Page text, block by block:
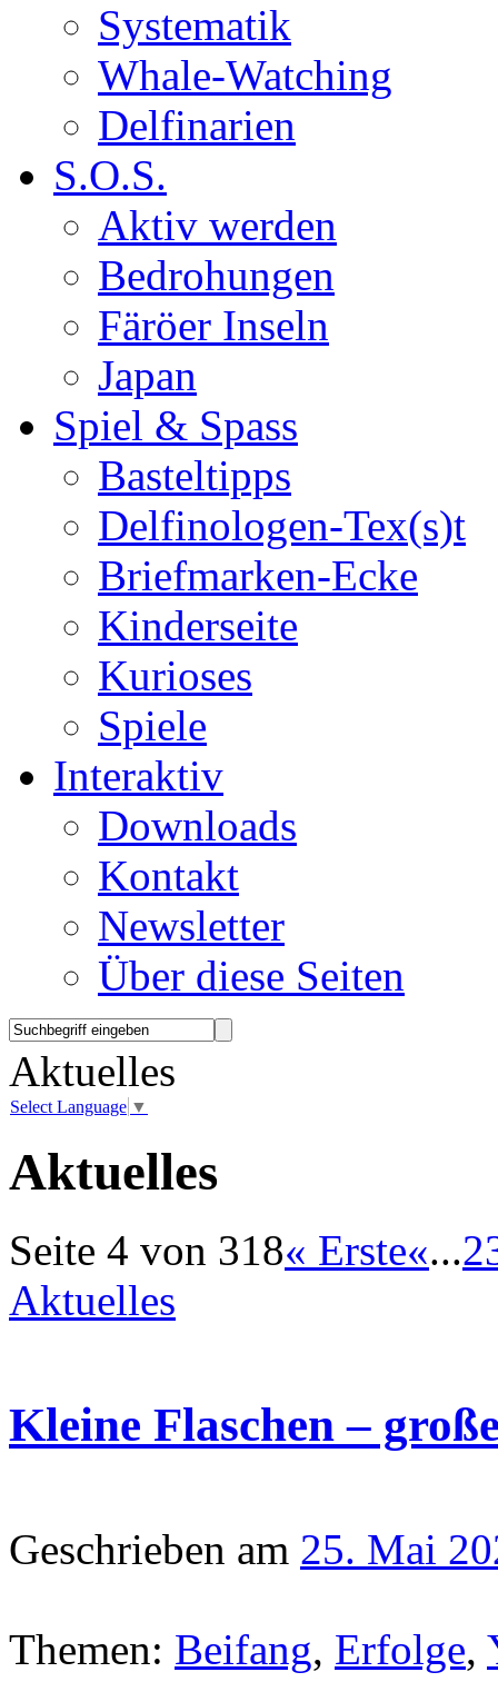
Systematik
Whale-Watching
Delfinarien
S.O.S.
Aktiv werden
Bedrohungen
Färöer Inseln
Japan
Spiel & Spass
Basteltipps
Delfinologen-Tex(s)t
Briefmarken-Ecke
Kinderseite
Kurioses
Spiele
Interaktiv
Downloads
Kontakt
Newsletter
Über diese Seiten
Aktuelles
Select Language ▼
Aktuelles
Seite 4 von 318« Erste«...2
Aktuelles
Kleine Flaschen –
Geschrieben am 25. Mai
Themen: Beifang, Erfolge,